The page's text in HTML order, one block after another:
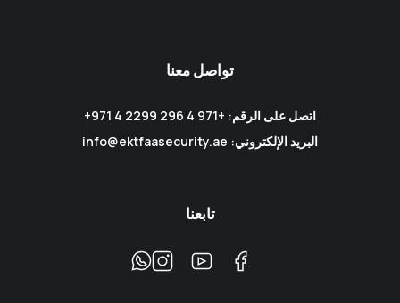
تواصل معنا
اتصل على الرقم: +971 4 296 2299 4 971+
البريد الإلكتروني: info@ektfaasecurity.ae
تابعنا